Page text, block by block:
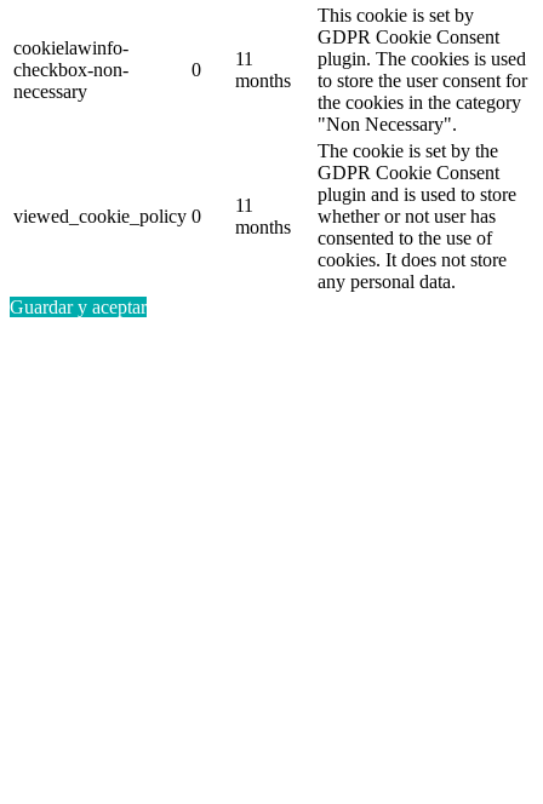
cookielawinfo-
checkbox-non-
necessary
0
11
months
This cookie is set by
GDPR Cookie Consent
plugin. The cookies is used
to store the user consent for
the cookies in the category
"Non Necessary".
viewed_cookie_policy 0
11
months
The cookie is set by the
GDPR Cookie Consent
plugin and is used to store
whether or not user has
consented to the use of
cookies. It does not store
any personal data.
Guardar y aceptar